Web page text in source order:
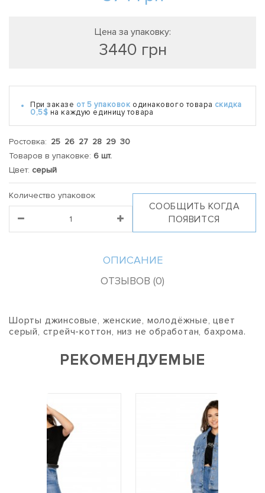
Цена за упаковку:
3440 грн
При заказе от 5 упаковок одинакового товара скидка
0,5$ на каждую единицу товара
Ростовка: 25 26 27 28 29 30
Товаров в упаковке: 6 шт.
Цвет: серый
Количество упаковок
СООБЩИТЬ КОГДА
ПОЯВИТСЯ
ОПИСАНИЕ
ОТЗЫВОВ (0)
Шорты джинсовые, женские, молодёжные, цвет
серый, стрейч-коттон, низ не обработан, бахрома.
РЕКОМЕНДУЕМЫЕ